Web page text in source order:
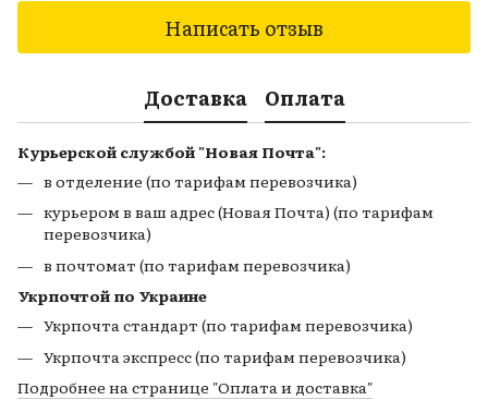
Написать отзыв
Доставка Оплата
Курьерской службой "Новая Почта":
в отделение (по тарифам перевозчика)
курьером в ваш адрес (Новая Почта) (по тарифам
перевозчика)
в почтомат (по тарифам перевозчика)
Укрпочтой по Украине
Укрпочта стандарт (по тарифам перевозчика)
Укрпочта экспресс (по тарифам перевозчика)
Подробнее на странице "Оплата и доставка"